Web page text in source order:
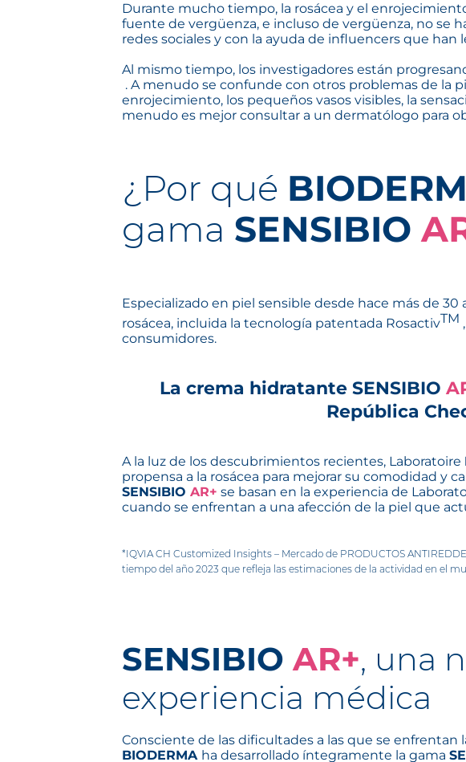
Durante mucho tiempo, la rosácea y el
fuente de vergüenza, e incluso de vergüenza, no se
redes sociales y con la ayuda de influencers que han
Al mismo tiempo, los investigadores están
. A menudo se confunde con otros problemas de la
enrojecimiento, los pequeños vasos visibles, la
menudo es mejor consultar a un dermatólogo para
¿Por qué
gama SENSIBIO
Especializado en piel sensible desde hace más de 30
rosácea, incluida la tecnología patentada RosactivTM
consumidores.
La crema hidratante SENSIBIO
República
A la luz de los descubrimientos recientes, Laboratoire
propensa a la rosácea para mejorar su comodidad y
SENSIBIO AR+ se basan en la experiencia de
cuando se enfrentan a una afección de la piel que
*IQVIA CH Customized Insights – Mercado de PRODUCTOS
tiempo del año 2023 que refleja las estimaciones de la actividad en el
SENSIBIOAR+, una
experiencia médica
Consciente de las dificultades a las que se enfrentan
BIODERMA ha desarrollado íntegramente la gama